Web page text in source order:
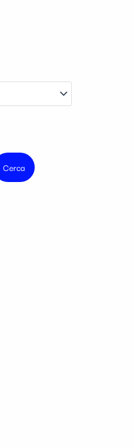
Cerca